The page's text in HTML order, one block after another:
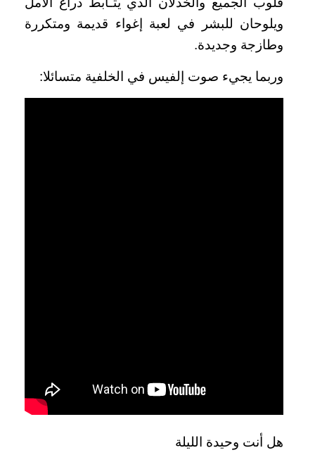
ويلوحان للبشر في لعبة إغواء قديمة ومتكررة
وطازجة وجديدة.
وربما يجيء صوت إلفيس في الخلفية متسائلا:
هل أنت وحيدة الليلة